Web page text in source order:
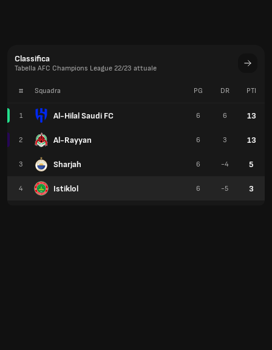
Classifica
Tabella AFC Champions League 22/23 attuale
# Squadra
1 Al-Hilal Saudi FC
2 Al-Rayyan
3 Sharjah
4 Istiklol
PG DR PTI
6 6 13
6 3 13
6 -4 5
6 -5 3